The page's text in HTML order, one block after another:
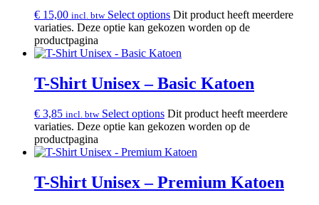
€ 15,00 incl. btw Select options Dit product heeft meerdere
variaties. Deze optie kan gekozen worden op de
productpagina
T-Shirt Unisex – Basic Katoen
€ 3,85 incl. btw Select options Dit product heeft meerdere
variaties. Deze optie kan gekozen worden op de
productpagina
T-Shirt Unisex – Premium Katoen